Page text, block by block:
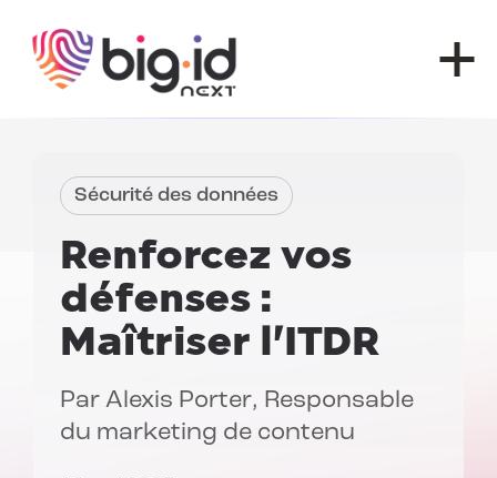
Sécurité des données
Renforcez vos
défenses :
Maîtriser l'ITDR
Par Alexis Porter, Responsable
du marketing de contenu